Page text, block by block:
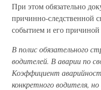
При этом обязательно
причинно-следственной
событием и его
В полис обязательного
водителей. В аварии по
Коэффициент
конкретного водителя,